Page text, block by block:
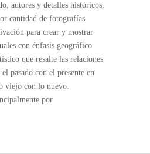
autores y detalles históricos,
cantidad de fotografías
para crear y mostrar
con énfasis geográfico.
que resalte las relaciones
pasado con el presente en
viejo con lo nuevo.
por